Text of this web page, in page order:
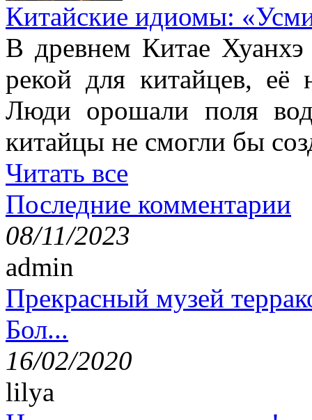
Китайские идиомы:
В древнем Китае
рекой для китайцев, её
Люди орошали поля
китайцы не смогли бы
Читать все
Последние комментарии
08/11/2023
admin
Прекрасный музей
Бол...
16/02/2020
lilya